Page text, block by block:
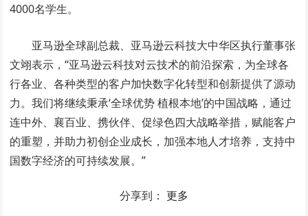
4000名学生。
亚马逊全球副总裁、亚马逊云科技大中华区执行董事张
文翊表示，“亚马逊云科技对云技术的前沿探索，为全球各
行各业、各种类型的客户加快数字化转型和创新提供了源动
力。我们将继续秉承‘全球优势 植根本地’的中国战略，通过
连中外、襄百业、携伙伴、促绿色四大战略举措，赋能客户
的重塑，并助力初创企业成长，加强本地人才培养，支持中
国数字经济的可持续发展。”
分享到： 更多